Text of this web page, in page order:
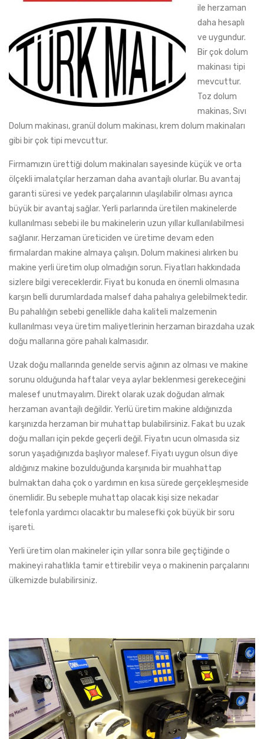
ile herzaman
daha hesaplı
ve uygundur.
Bir çok dolum
makinası tipi
mevcuttur.
Toz dolum
makinas, Sıvı
Dolum makinası, granül dolum makinası, krem dolum makinaları
gibi bir çok tipi mevcuttur.
Firmamızın ürettiği dolum makinaları sayesinde küçük ve orta
ölçekli imalatçılar herzaman daha avantajlı olurlar. Bu avantaj
garanti süresi ve yedek parçalarının ulaşılabilir olması ayrıca
büyük bir avantaj sağlar. Yerli parlarında üretilen makinelerde
kullanılması sebebi ile bu makinelerin uzun yıllar kullanılabilmesi
sağlanır. Herzaman üreticiden ve üretime devam eden
firmalardan makine almaya çalışın. Dolum makinesi alırken bu
makine yerli üretim olup olmadığın sorun. Fiyatları hakkındada
sizlere bilgi vereceklerdir. Fiyat bu konuda en önemli olmasına
karşın belli durumlardada malsef daha pahalıya gelebilmektedir.
Bu pahalılığın sebebi genellikle daha kaliteli malzemenin
kullanılması veya üretim maliyetlerinin herzaman birazdaha uzak
doğu mallarına göre pahalı kalmasıdır.
Uzak doğu mallarında genelde servis ağının az olması ve makine
sorunu olduğunda haftalar veya aylar beklenmesi gerekeceğini
malesef unutmayalım. Direkt olarak uzak doğudan almak
herzaman avantajlı değildir. Yerlü üretim makine aldığınızda
karşınızda herzaman bir muhattap bulabilirsiniz. Fakat bu uzak
doğu malları için pekde geçerli değil. Fiyatın ucun olmasıda siz
sorun yaşadığınızda başlıyor malesef. Fiyatı uygun olsun diye
aldığınız makine bozulduğunda karşınıda bir muahhattap
bulmaktan daha çok o yardımın en kısa sürede gerçekleşmeside
önemlidir. Bu sebeple muhattap olacak kişi size nekadar
telefonla yardımcı olacaktır bu malesefki çok büyük bir soru
işareti.
Yerli üretim olan makineler için yıllar sonra bile geçtiğinde o
makineyi rahatlıkla tamir ettirebilir veya o makinenin parçalarını
ülkemizde bulabilirsiniz.